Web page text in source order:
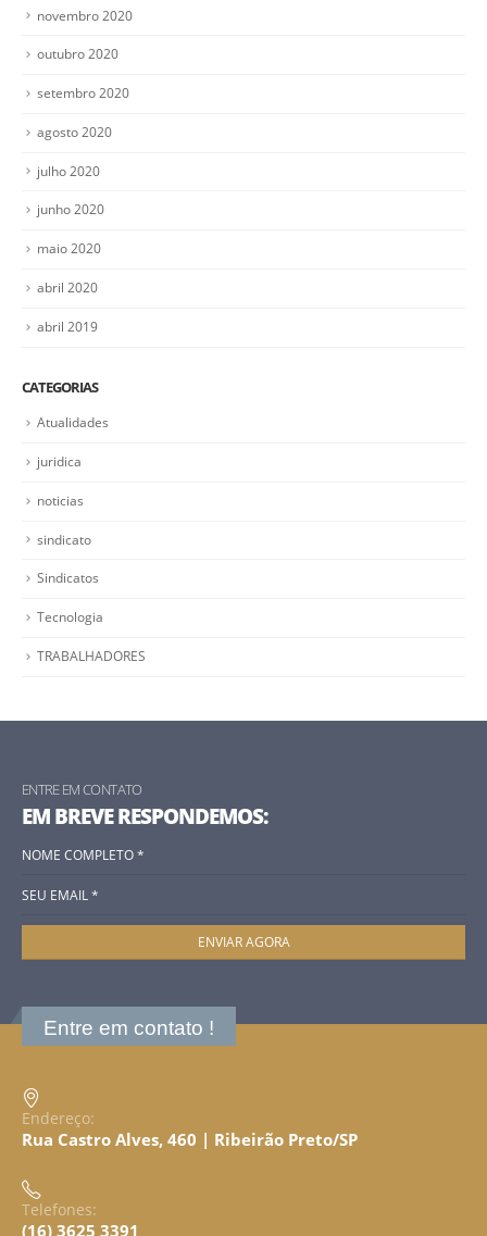
novembro 2020
outubro 2020
setembro 2020
agosto 2020
julho 2020
junho 2020
maio 2020
abril 2020
abril 2019
CATEGORIAS
Atualidades
juridica
noticias
sindicato
Sindicatos
Tecnologia
TRABALHADORES
ENTRE EM CONTATO
EM BREVE RESPONDEMOS:
Entre em contato !
Endereço:
Rua Castro Alves, 460 | Ribeirão Preto/SP
Telefones:
(16) 3625 3391